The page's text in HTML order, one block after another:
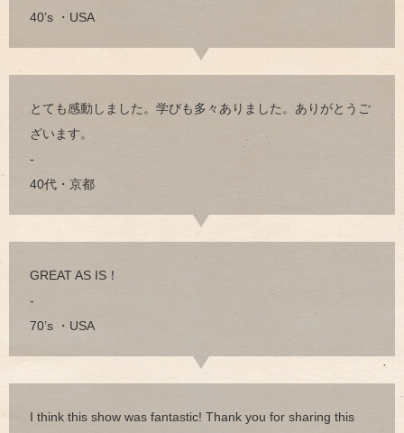
40’s ・USA
とても感動しました。学びも多々ありました。ありがとうご
ざいます。
-
40代・京都
GREAT AS IS！
-
70’s ・USA
I think this show was fantastic! Thank you for sharing this